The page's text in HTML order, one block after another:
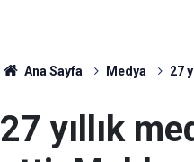
Ana Sayfa Medya 27
27 yıllık